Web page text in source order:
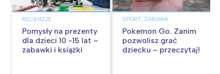
RECENZJE
Pomysły na prezenty
dla dzieci 10 -15 lat –
zabawki i książki
SPORT, ZABAWA
Pokemon Go. Zanim
pozwolisz grać
dziecku – przeczytaj!